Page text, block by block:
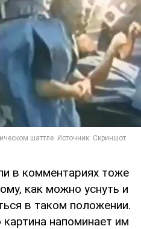
в комментариях тоже
как можно уснуть и
в таком положении.
напоминает им